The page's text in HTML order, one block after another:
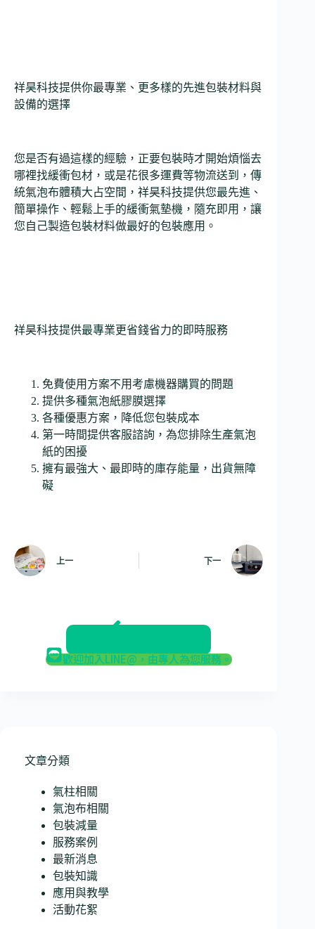
祥昊科技提供你最專業、更多樣的先進包裝材料與
設備的選擇
您是否有過這樣的經驗，正要包裝時才開始煩惱去
哪裡找緩衝包材，或是花很多運費等物流送到，傳
統氣泡布體積大占空間，祥昊科技提供您最先進、
簡單操作、輕鬆上手的緩衝氣墊機，隨充即用，讓
您自己製造包裝材料做最好的包裝應用。
祥昊科技提供最專業更省錢省力的即時服務
免費使用方案不用考慮機器購買的問題
提供多種氣泡紙膠膜選擇
各種優惠方案，降低您包裝成本
第一時間提供客服諮詢，為您排除生產氣泡
紙的困擾
擁有最強大、最即時的庫存能量，出貨無障
礙
上一 下一
歡迎加入LINE@，由專人為您服務。
文章分類
氣柱相關
氣泡布相關
包裝減量
服務案例
最新消息
包裝知識
應用與教學
活動花絮